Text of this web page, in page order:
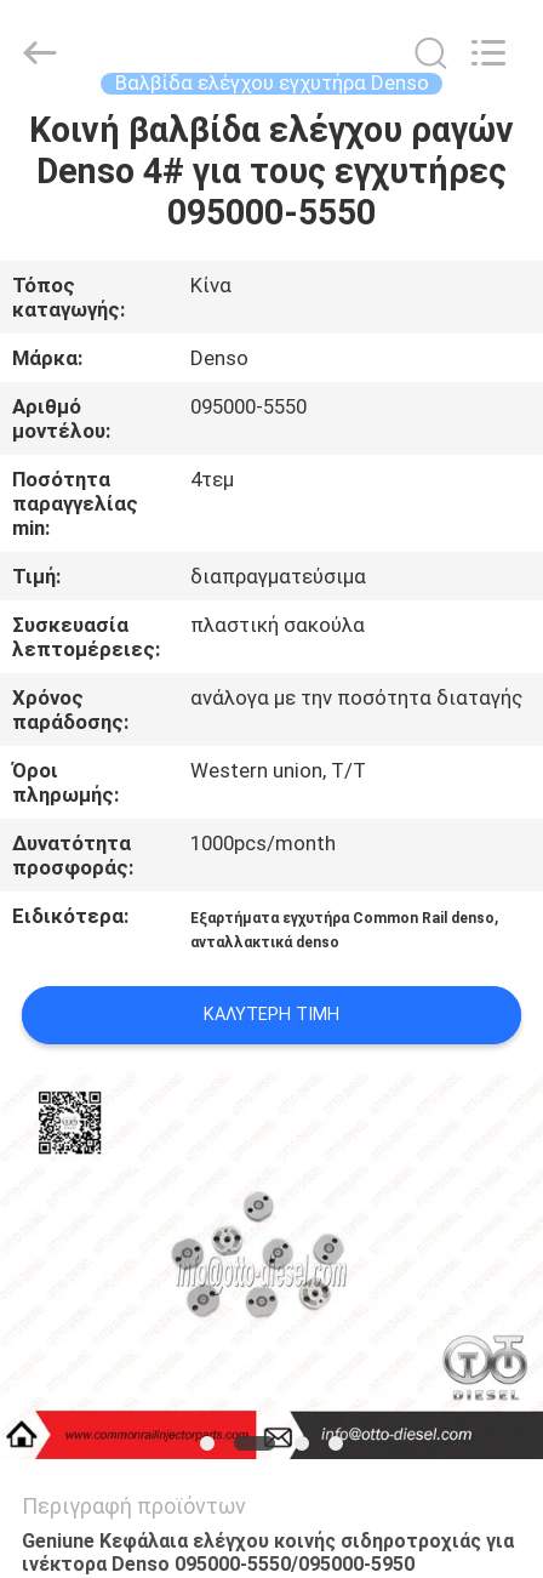
ΣΠΊΤΙ
ΠΡΟΪΌΝΤΑ
ΣΧΕΤΙΚΆ
ΜΕ
ΕΜΆΣ
ΕΠΙΣΚΈΨΕΙΣ
ΣΤΟ
ΕΡΓΟΣΤΆΣΙΟ
ΠΟΙΌΤΗΤΑΣ
ΕΠΙΚΟΙΝΩΝΉΣΤΕ
ΜΑΖΊ
ΜΑΣ
ΕΙΔΉΣΕΙΣ
SITEMAP
PRIVACY
POLICY
AUTO
PARTS
Reserved.
Βαλβίδα ελέγχου εγχυτήρα Denso
Κοινή βαλβίδα ελέγχου ραγών
Denso 4# για τους εγχυτήρες
095000-5550
Τόπος
καταγωγής:
Κίνα
Μάρκα:
Denso
Αριθμό
μοντέλου:
095000-5550
Ποσότητα
παραγγελίας
min:
4τεμ
Τιμή:
διαπραγματεύσιμα
Συσκευασία
λεπτομέρειες:
πλαστική σακούλα
Χρόνος
παράδοσης:
ανάλογα με την ποσότητα διαταγής
Όροι
πληρωμής:
Western union, T/T
Δυνατότητα
προσφοράς:
1000pcs/month
Ειδικότερα: Εξαρτήματα εγχυτήρα Common Rail denso,
ανταλλακτικά denso
ΚΑΛΎΤΕΡΗ ΤΙΜΉ
Περιγραφή προϊόντων
Geniune Κεφάλαια ελέγχου κοινής σιδηροτροχιάς για
ινέκτορα Denso 095000-5550/095000-5950